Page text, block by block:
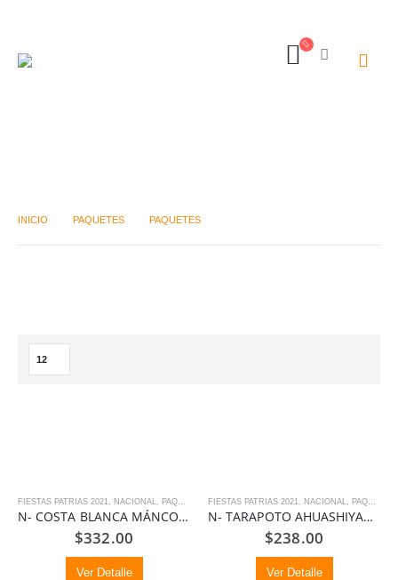
INICIO PAQUETES PAQUETES
FIESTAS PATRIAS 2021 NACIONAL PAQUETES
N- COSTA BLANCA MÁNCORA / VICHAYITO -MÁNCORA FIESTAS PATRIAS
$332.00
Ver Detalle
FIESTAS PATRIAS 2021 NACIONAL PAQUETES
N- TARAPOTO AHUASHIYACU FIESTAS PATRIAS
$238.00
Ver Detalle